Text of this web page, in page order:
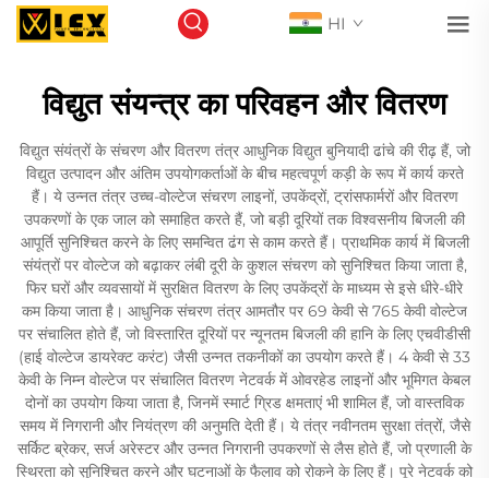
HI
विद्युत संयन्त्र का परिवहन और वितरण
विद्युत संयंत्रों के संचरण और वितरण तंत्र आधुनिक विद्युत बुनियादी ढांचे की रीढ़ हैं, जो
विद्युत उत्पादन और अंतिम उपयोगकर्ताओं के बीच महत्वपूर्ण कड़ी के रूप में कार्य करते
हैं। ये उन्नत तंत्र उच्च-वोल्टेज संचरण लाइनों, उपकेंद्रों, ट्रांसफार्मरों और वितरण
उपकरणों के एक जाल को समाहित करते हैं, जो बड़ी दूरियों तक विश्वसनीय बिजली की
आपूर्ति सुनिश्चित करने के लिए समन्वित ढंग से काम करते हैं। प्राथमिक कार्य में बिजली
संयंत्रों पर वोल्टेज को बढ़ाकर लंबी दूरी के कुशल संचरण को सुनिश्चित किया जाता है,
फिर घरों और व्यवसायों में सुरक्षित वितरण के लिए उपकेंद्रों के माध्यम से इसे धीरे-धीरे
कम किया जाता है। आधुनिक संचरण तंत्र आमतौर पर 69 केवी से 765 केवी वोल्टेज
पर संचालित होते हैं, जो विस्तारित दूरियों पर न्यूनतम बिजली की हानि के लिए एचवीडीसी
(हाई वोल्टेज डायरेक्ट करंट) जैसी उन्नत तकनीकों का उपयोग करते हैं। 4 केवी से 33
केवी के निम्न वोल्टेज पर संचालित वितरण नेटवर्क में ओवरहेड लाइनों और भूमिगत केबल
दोनों का उपयोग किया जाता है, जिनमें स्मार्ट ग्रिड क्षमताएं भी शामिल हैं, जो वास्तविक
समय में निगरानी और नियंत्रण की अनुमति देती हैं। ये तंत्र नवीनतम सुरक्षा तंत्रों, जैसे
सर्किट ब्रेकर, सर्ज अरेस्टर और उन्नत निगरानी उपकरणों से लैस होते हैं, जो प्रणाली के
स्थिरता को सुनिश्चित करने और घटनाओं के फैलाव को रोकने के लिए हैं। पूरे नेटवर्क को